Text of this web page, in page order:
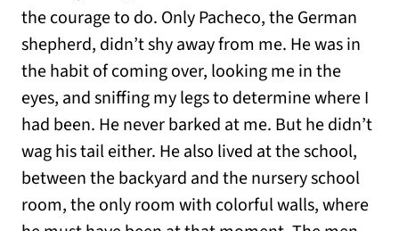
the courage to do. Only Pacheco, the German
shepherd, didn’t shy away from me. He was in
the habit of coming over, looking me in the
eyes, and sniffing my legs to determine where I
had been. He never barked at me. But he didn’t
wag his tail either. He also lived at the school,
between the backyard and the nursery school
room, the only room with colorful walls, where